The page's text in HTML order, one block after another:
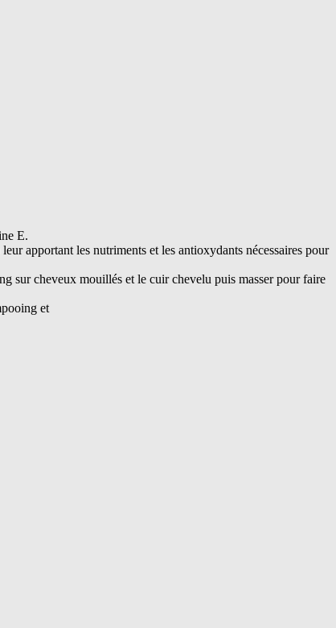
E.
apportant les nutriments et les antioxydants nécessaires pour
sur cheveux mouillés et le cuir chevelu puis masser pour faire
et